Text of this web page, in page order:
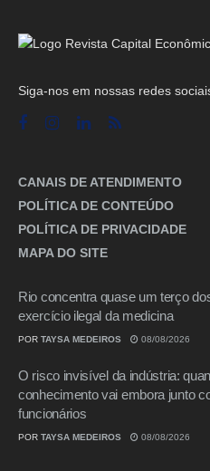
Siga-nos em nossas redes
CANAIS DE ATENDIMENTO
POLÍTICA DE CONTEÚDO
POLÍTICA DE PRIVACIDADE
MAPA DO SITE
Rio concentra quase um terço
exercício ilegal da medicina
POR TAYSA MEDEIROS 08/08/2026
O risco invisível da indústria:
conhecimento vai embora junto
funcionários
POR TAYSA MEDEIROS 08/08/2026